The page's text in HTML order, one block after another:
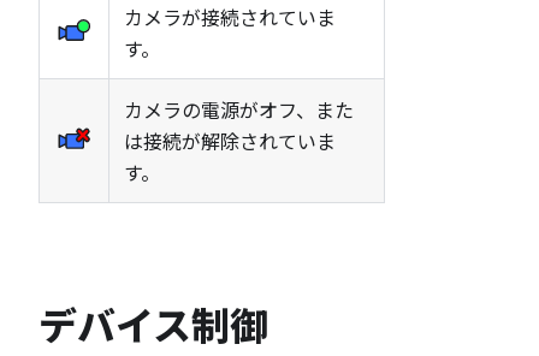
カメラが接続されていま
す。
カメラの電源がオフ、また
は接続が解除されていま
す。
デバイス制御